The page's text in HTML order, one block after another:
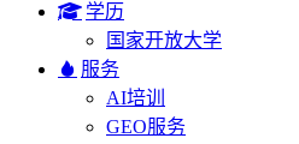
学历
国家开放大学
服务
AI培训
GEO服务